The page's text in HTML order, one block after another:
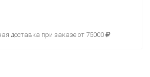
доставка при заказе от 75000